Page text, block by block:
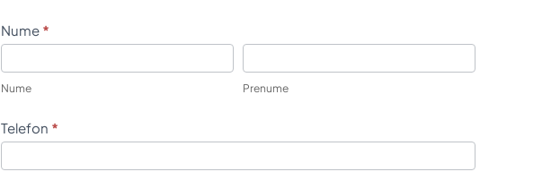
P
r
o
g
a
Nume *
Nume Prenume
Telefon *